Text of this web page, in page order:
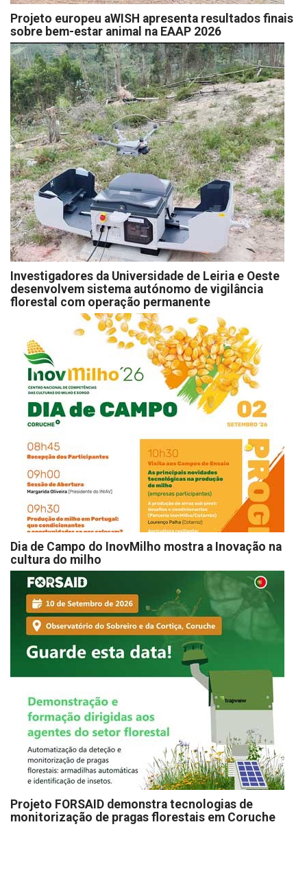
Projeto europeu aWISH apresenta resultados finais
sobre bem-estar animal na EAAP 2026
Investigadores da Universidade de Leiria e Oeste
desenvolvem sistema autónomo de vigilância
florestal com operação permanente
Dia de Campo do InovMilho mostra a Inovação na
cultura do milho
Projeto FORSAID demonstra tecnologias de
monitorização de pragas florestais em Coruche